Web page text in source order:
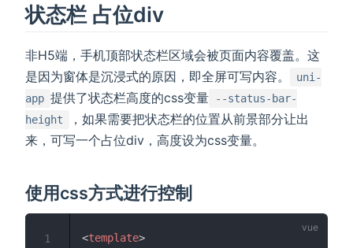
状态栏 占位div
非H5端，手机顶部状态栏区域会被页面内容覆盖。这
是因为窗体是沉浸式的原因，即全屏可写内容。
uni-
app 提供了状态栏高度的css变量
--status-bar-
height
，如果需要把状态栏的位置从前景部分让出
来，可写一个占位div，高度设为css变量。
使用css方式进行控制
<template>
1